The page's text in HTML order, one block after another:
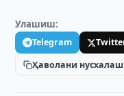
Улашиш:
Telegram
Ҳаволани нусхалаш